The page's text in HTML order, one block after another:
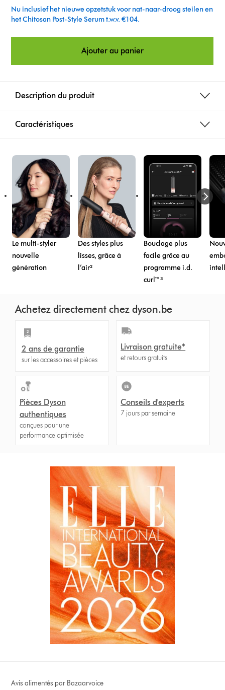
o
n
Nu inclusief het nieuwe opzetstuk voor nat-naar-droog steilen en
het Chitosan Post-Style Serum t.w.v. €104.
Ajouter au panier
Description du produit
Caractéristiques
Le multi-styler
nouvelle
génération
Des styles plus
lisses, grâce à
l’air²
Bouclage plus
facile grâce au
programme i.d.
curl™³
Achetez directement chez dyson.be
2 ans de garantie
sur les accessoires et pièces
Livraison gratuite*
et retours gratuits
Pièces Dyson
authentiques
conçues pour une
performance optimisée
Conseils d'experts
7 jours par semaine
Avis alimentés par Bazaarvoice